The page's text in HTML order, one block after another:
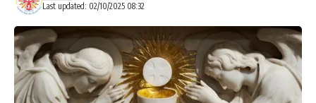
Last updated: 02/10/2025 08:32